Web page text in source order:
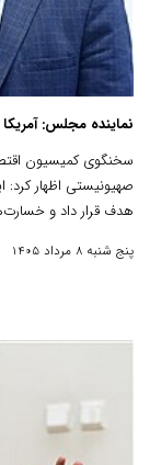
نماینده مجلس:
سخنگوی کمیسیون
صهیونیستی اظهار کرد:
هدف قرار داد و
پنج شنبه 8 مرداد 1405